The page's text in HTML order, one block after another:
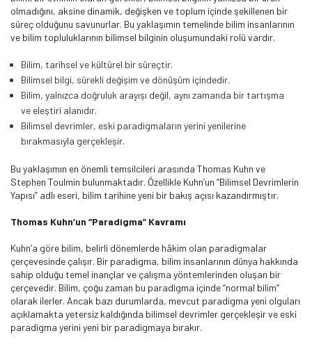
olmadığını, aksine dinamik, değişken ve toplum içinde şekillenen bir
süreç olduğunu savunurlar. Bu yaklaşımın temelinde bilim insanlarının
ve bilim topluluklarının bilimsel bilginin oluşumundaki rolü vardır​.
Bilim, tarihsel ve kültürel bir süreçtir.
Bilimsel bilgi, sürekli değişim ve dönüşüm içindedir.
Bilim, yalnızca doğruluk arayışı değil, aynı zamanda bir tartışma
ve eleştiri alanıdır.
Bilimsel devrimler, eski paradigmaların yerini yenilerine
bırakmasıyla gerçekleşir.
Bu yaklaşımın en önemli temsilcileri arasında Thomas Kuhn ve
Stephen Toulmin bulunmaktadır. Özellikle Kuhn’un “Bilimsel Devrimlerin
Yapısı” adlı eseri, bilim tarihine yeni bir bakış açısı kazandırmıştır​.
Thomas Kuhn’un “Paradigma” Kavramı
Kuhn’a göre bilim, belirli dönemlerde hâkim olan paradigmalar
çerçevesinde çalışır. Bir paradigma, bilim insanlarının dünya hakkında
sahip olduğu temel inançlar ve çalışma yöntemlerinden oluşan bir
çerçevedir. Bilim, çoğu zaman bu paradigma içinde “normal bilim”
olarak ilerler. Ancak bazı durumlarda, mevcut paradigma yeni olguları
açıklamakta yetersiz kaldığında bilimsel devrimler gerçekleşir ve eski
paradigma yerini yeni bir paradigmaya bırakır​.